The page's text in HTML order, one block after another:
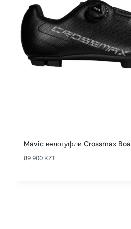
Mavic велотуфли Crossmax Boa
89 900 KZT